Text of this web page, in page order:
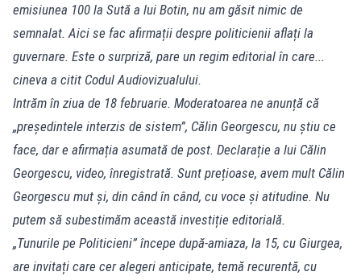
emisiunea 100 la Sută a lui Botin, nu am găsit nimic de
semnalat. Aici se fac afirmații despre politicienii aflați la
guvernare. Este o surpriză, pare un regim editorial în care...
cineva a citit Codul Audiovizualului.
Intrăm în ziua de 18 februarie. Moderatoarea ne anunță că
„președintele interzis de sistem”, Călin Georgescu, nu știu ce
face, dar e afirmația asumată de post. Declarație a lui Călin
Georgescu, video, înregistrată. Sunt prețioase, avem mult Călin
Georgescu mut și, din când în când, cu voce și atitudine. Nu
putem să subestimăm această investiție editorială.
„Tunurile pe Politicieni” începe după-amiaza, la 15, cu Giurgea,
are invitați care cer alegeri anticipate, temă recurentă, cu